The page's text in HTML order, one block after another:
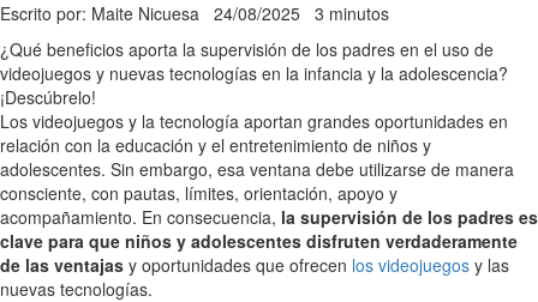
Escrito por: Maite Nicuesa 24/08/2025 3 minutos
¿Qué beneficios aporta la supervisión de los padres en el uso de
videojuegos y nuevas tecnologías en la infancia y la adolescencia?
¡Descúbrelo!
Los videojuegos y la tecnología aportan grandes oportunidades en
relación con la educación y el entretenimiento de niños y
adolescentes. Sin embargo, esa ventana debe utilizarse de manera
consciente, con pautas, límites, orientación, apoyo y
acompañamiento. En consecuencia, la supervisión de los padres es
clave para que niños y adolescentes disfruten verdaderamente
de las ventajas y oportunidades que ofrecen los videojuegos y las
nuevas tecnologías.